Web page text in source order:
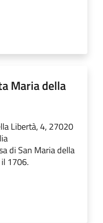
Maria della
Libertà, 4, 27020
di San Maria della
1706.